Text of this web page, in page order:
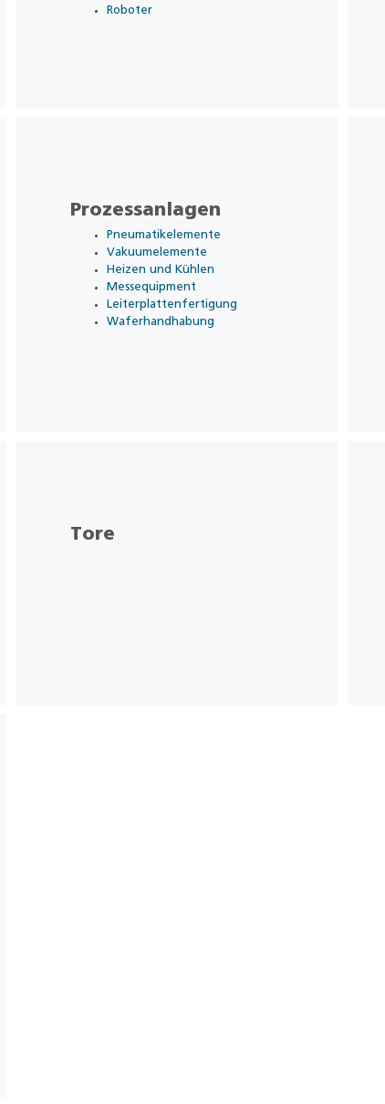
Roboter
Prozessanlagen
Pneumatikelemente
Vakuumelemente
Heizen und Kühlen
Messequipment
Leiterplattenfertigung
Waferhandhabung
Tore